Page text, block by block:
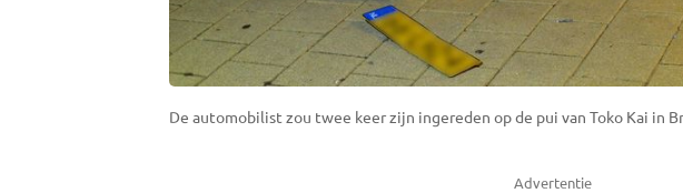
De automobilist zou twee keer zijn ingereden op de pui van Toko Kai in
Advertentie